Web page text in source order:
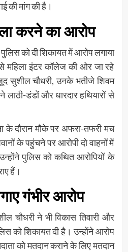
की मांग की है।
करने का आरोप
पुलिस को दी शिकायत में आरोप लगाया
से महिला इंटर कॉलेज की ओर जा रहे
सुशील चौधरी, उनके भतीजे शिवम
लाठी-डंडों और धारदार हथियारों से
के दौरान मौके पर अफरा-तफरी मच
के पहुंचने पर आरोपी दो वाहनों में
पुलिस को कथित आरोपियों के
हैं।
गंभीर आरोप
चौधरी ने भी विकास तिवारी और
को शिकायत दी है। उन्होंने आरोप
को मतदान कराने के लिए मतदान